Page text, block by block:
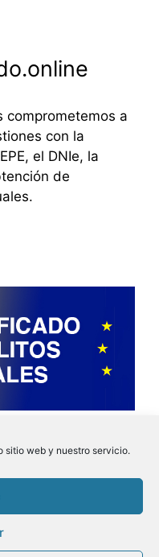
sitio web y nuestro servicio.
comprometemos a
con la
el DNIe, la
de
Instagram